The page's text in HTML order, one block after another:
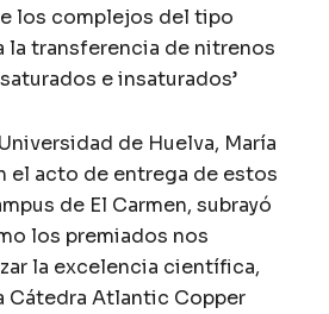
los complejos del tipo
la transferencia de nitrenos
e insaturados’
de Huelva, María
el acto de entrega de estos
de El Carmen, subrayó
los premiados nos
la excelencia científica,
Cátedra Atlantic Copper